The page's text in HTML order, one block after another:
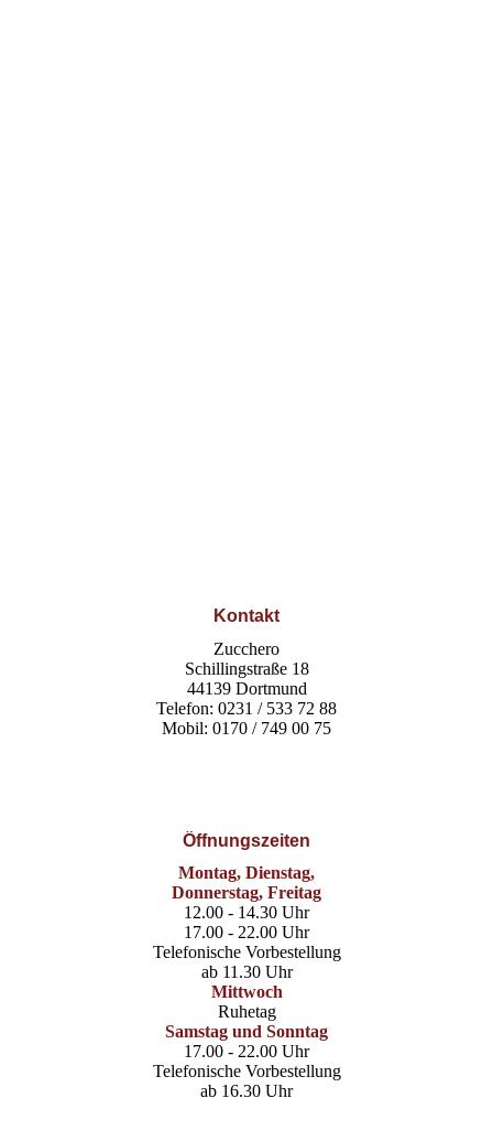
Kontakt
Zucchero
Schillingstraße 18
44139 Dortmund
Telefon: 0231 / 533 72 88
Mobil: 0170 / 749 00 75
Öffnungszeiten
Montag, Dienstag,
Donnerstag, Freitag
12.00 - 14.30 Uhr
17.00 - 22.00 Uhr
Telefonische Vorbestellung
ab 11.30 Uhr
Mittwoch
Ruhetag
Samstag und Sonntag
17.00 - 22.00 Uhr
Telefonische Vorbestellung
ab 16.30 Uhr